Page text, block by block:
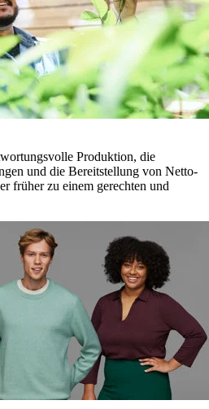
Produktion, die
und die Bereitstellung von Netto-
früher zu einem gerechten und